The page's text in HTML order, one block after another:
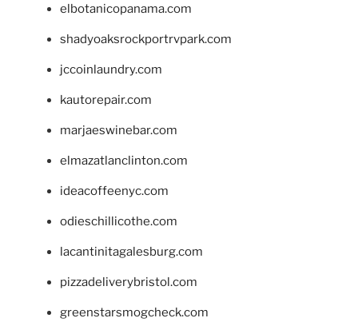
elbotanicopanama.com
shadyoaksrockportrvpark.com
jccoinlaundry.com
kautorepair.com
marjaeswinebar.com
elmazatlanclinton.com
ideacoffeenyc.com
odieschillicothe.com
lacantinitagalesburg.com
pizzadeliverybristol.com
greenstarsmogcheck.com